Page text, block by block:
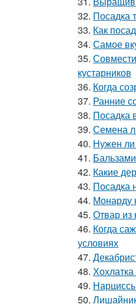
32. Посадка
33. Как
34. Самое
35.
кустарников
36. Когда
37. Ранние
38. Посадка
39. Семена
40. Нужен
41.
42. Какие
43. Посадка
44. Монарду
45. Отвар из
46. Когда
условиях
47.
48.
49.
50.